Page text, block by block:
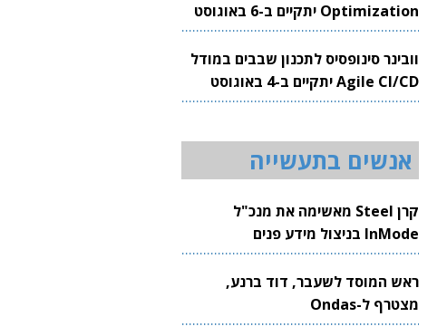
Optimization יתקיים ב-6 באוגוסט
2026
וובינר סינופסיס לתכנון שבבים במודל
Agile CI/CD יתקיים ב-4 באוגוסט
2026
אנשים בתעשייה
קרן Steel מאשימה את מנכ"ל
InMode בניצול מידע פנים
ראש המוסד לשעבר, דוד ברנע,
מצטרף ל-Ondas